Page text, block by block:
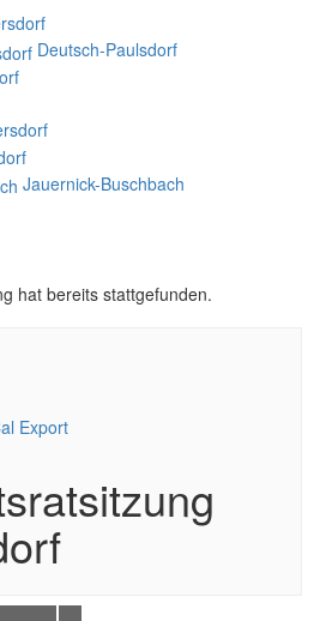
Deutsch-Paulsdorf
Jauernick-Buschbach
hat bereits stattgefunden.
Export